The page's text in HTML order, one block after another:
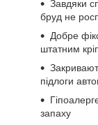
Завдяки
бруд не
Добре
штатним
підлоги
запаху